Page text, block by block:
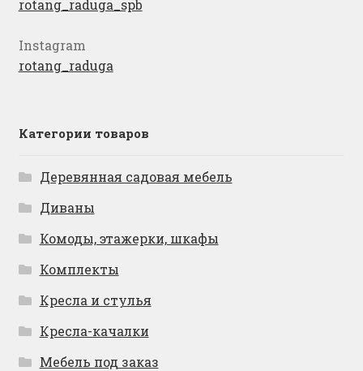
rotang_raduga_spb
Instagram
rotang_raduga
Категории товаров
Деревянная садовая мебель
Диваны
Комоды, этажерки, шкафы
Комплекты
Кресла и стулья
Кресла-качалки
Мебель под заказ